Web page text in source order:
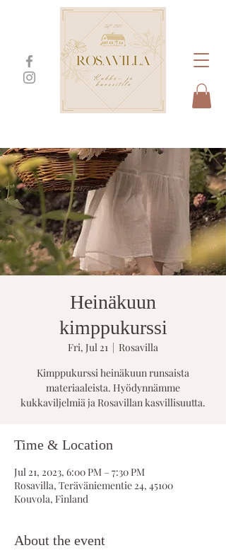
Heinäkuun
kimppukurssi
Fri, Jul 21
  |
Rosavilla
Kimppukurssi heinäkuun runsaista
materiaaleista. Hyödynnämme
kukkaviljelmiä ja Rosavillan kasvillisuutta.
Time & Location
Jul 21, 2023, 6:00 PM – 7:30 PM
Rosavilla, Teräväniementie 24, 45100
Kouvola, Finland
About the event